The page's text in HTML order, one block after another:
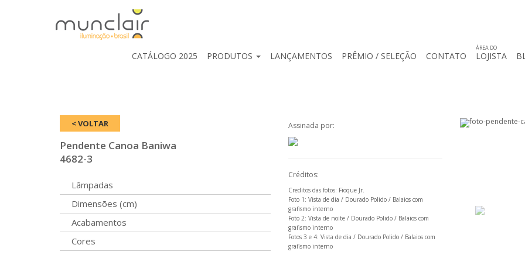
CATÁLOGO 2025 PRODUTOS LANÇAMENTOS PRÊMIO / SELEÇÃO CONTATO
ÁREA DO
LOJISTA
< VOLTAR
Pendente Canoa Baniwa
4682-3
Lâmpadas
Dimensões (cm)
Acabamentos
Cores
Assinada por:
Créditos:
Creditos das fotos: Fioque Jr.
Foto 1: Vista de dia / Dourado Polido / Balaios com
grafismo interno
Foto 2: Vista de noite / Dourado Polido / Balaios com
grafismo interno
Fotos 3 e 4: Vista de dia / Dourado Polido / Balaios com
grafismo interno